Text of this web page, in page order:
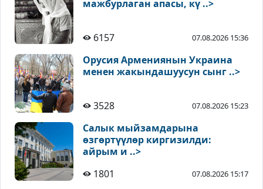
мажбурлаган апасы, кү ..>
6157 07.08.2026 15:36
Орусия Армениянын Украина
менен жакындашуусун сынг ..>
3528 07.08.2026 15:23
Салык мыйзамдарына
өзгөртүүлөр киргизилди:
айрым и ..>
1801
07.08.2026 15:17